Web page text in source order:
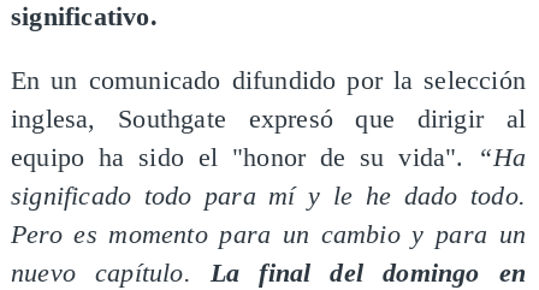
significativo.
En un comunicado difundido por la selección
inglesa, Southgate expresó que dirigir al
equipo ha sido el "honor de su vida".
“Ha
significado todo para mí y le he dado todo.
Pero es momento para un cambio y para un
nuevo capítulo. La final del domingo en